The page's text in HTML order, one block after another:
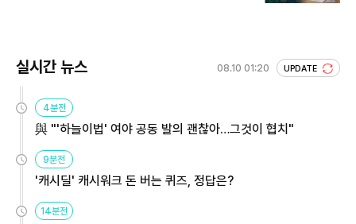
실시간 뉴스 08.10 01:20 UPDATE
4분전
與 "'하늘이법' 여야 공동 발의 괜찮아…그것이 협치"
9분전
'캐시딜' 캐시워크 돈 버는 퀴즈, 정답은?
14분전